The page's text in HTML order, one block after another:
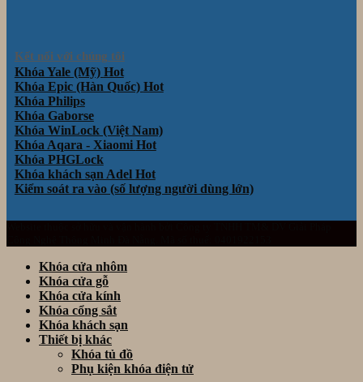
Kết nối với chúng tôi
Khóa Yale (Mỹ)
Khóa Epic (Hàn Quốc)
Khóa Philips
Khóa Gaborse
Khóa WinLock (Việt Nam)
Khóa Aqara - Xiaomi
Khóa PHGLock
Khóa khách sạn Adel
Kiểm soát ra vào (số lượng người dùng lớn)
Khóa cửa nhôm
Khóa cửa gỗ
Khóa cửa kính
Khóa cổng sắt
Khóa khách sạn
Thiết bị khác
Khóa tủ đồ
Phụ kiện khóa điện tử